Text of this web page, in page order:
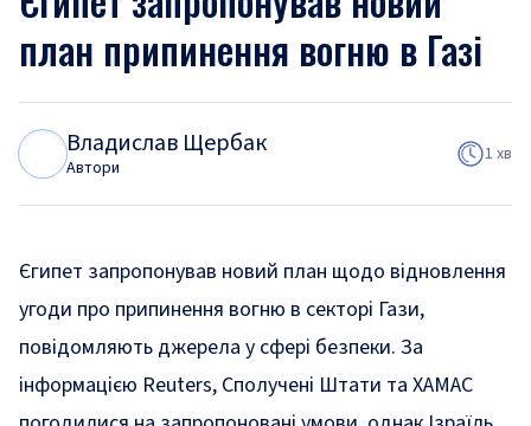
план припинення вогню в Газі
Владислав Щербак
Автори
1 хв
Єгипет запропонував новий план щодо відновлення
угоди про припинення вогню в секторі Гази,
повідомляють джерела у сфері безпеки. За
інформацією Reuters, Сполучені Штати та ХАМАС